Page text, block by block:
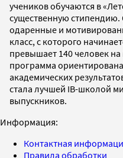
учеников обучаются в
существенную
одаренные и
класс, с которого
превышает 140 человек
программа
академических
стала лучшей IB-школой
выпускников.
Информация:
Контактная
Правила обработки